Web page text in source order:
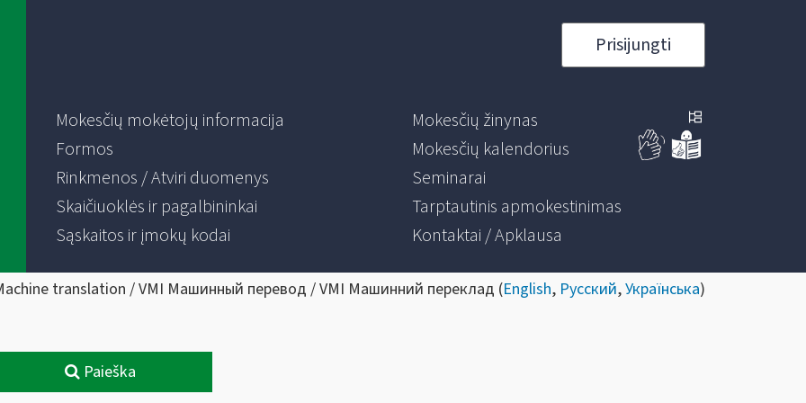
Prisijungti
Mokesčių mokėtojų informacija
Formos
Rinkmenos / Atviri duomenys
Skaičiuoklės ir pagalbininkai
Sąskaitos ir įmokų kodai
Mokesčių žinynas
Mokesčių kalendorius
Seminarai
Tarptautinis apmokestinimas
Kontaktai / Apklausa
translation / VMI Машинный перевод / VMI Машинний переклад (English, Русский,Українська)
Paieška